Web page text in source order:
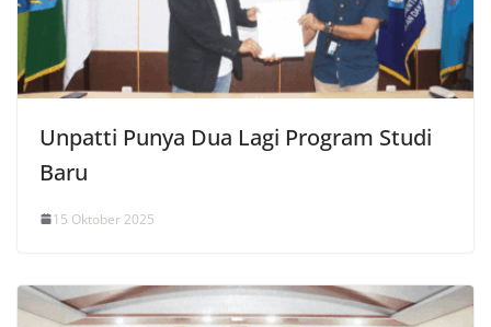
Unpatti Punya Dua Lagi Program Studi
Baru
15 Oktober 2025